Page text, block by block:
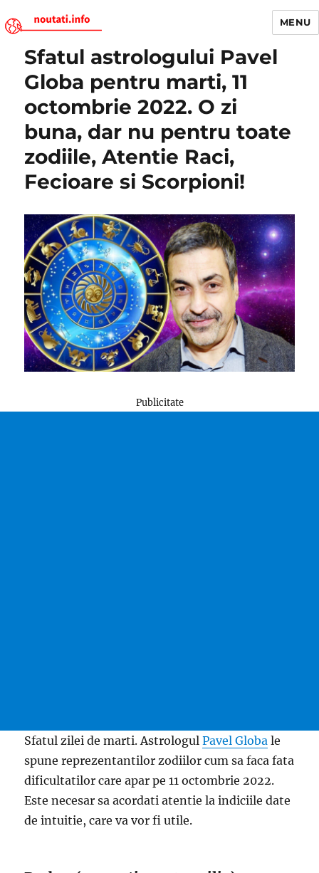
Noutati.Info
MENU
Sfatul astrologului Pavel
Globa pentru marti, 11
octombrie 2022. O zi
buna, dar nu pentru toate
zodiile, Atentie Raci,
Fecioare si Scorpioni!
Publicitate
Sfatul zilei de marti. AstrologulPavel Globa le
spune reprezentantilor zodiilor cum sa faca fata
dificultatilor care apar pe 11 octombrie 2022.
Este necesar sa acordati atentie la indiciile date
de intuitie, care va vor fi utile.